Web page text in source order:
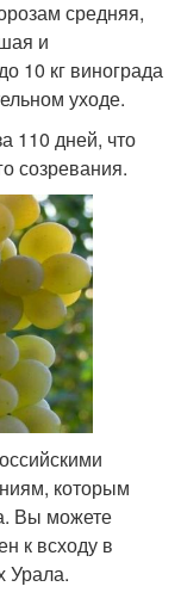
средняя,
и
10 кг винограда
уходе.
110 дней, что
созревания.
которым
Вы можете
к всходу в
Урала.